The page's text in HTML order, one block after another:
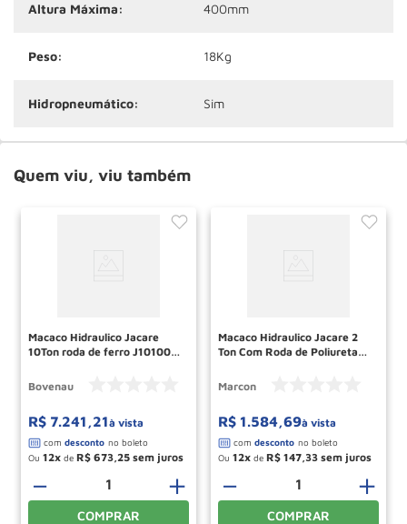
Altura Máxima: 400mm
Peso: 18Kg
Hidropneumático: Sim
Quem viu, viu também
Macaco Hidraulico Jacare
10Ton roda de ferro J10100
Bovenau
R$ 7.241 ,21à vista
Ou 12 de R$ 673,25
＋
－
COMPRAR
Macaco Hidraulico Jacare 2
Ton Com Roda de Poliuretano
Marcon
R$ 1.584,69à vista
Ou 12 de R$ 147,33
＋
－
COMPRAR